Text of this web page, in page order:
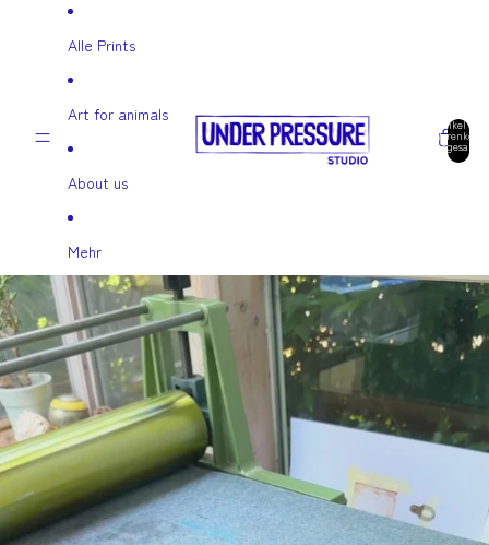
Alle Prints
Art for animals
About us
Mehr
Artikel im
Warenkorb
insgesamt:
Zu Produktinformationen springen